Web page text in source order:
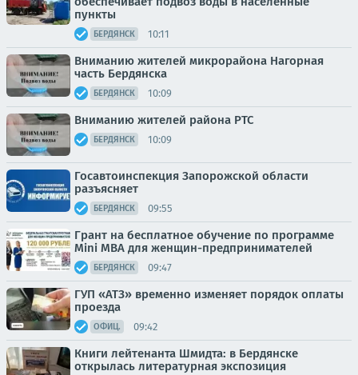
пункты
БЕРДЯНСК 10:11
Вниманию жителей микрорайона Нагорная
часть Бердянска
БЕРДЯНСК 10:09
Вниманию жителей района РТС
БЕРДЯНСК 10:09
Госавтоинспекция Запорожской области
разъясняет
БЕРДЯНСК 09:55
Грант на бесплатное обучение по программе
Mini MBA для женщин-предпринимателей
БЕРДЯНСК 09:47
ГУП «АТЗ» временно изменяет порядок оплаты
проезда
ОФИЦ. 09:42
Книги лейтенанта Шмидта: в Бердянске
открылась литературная экспозиция